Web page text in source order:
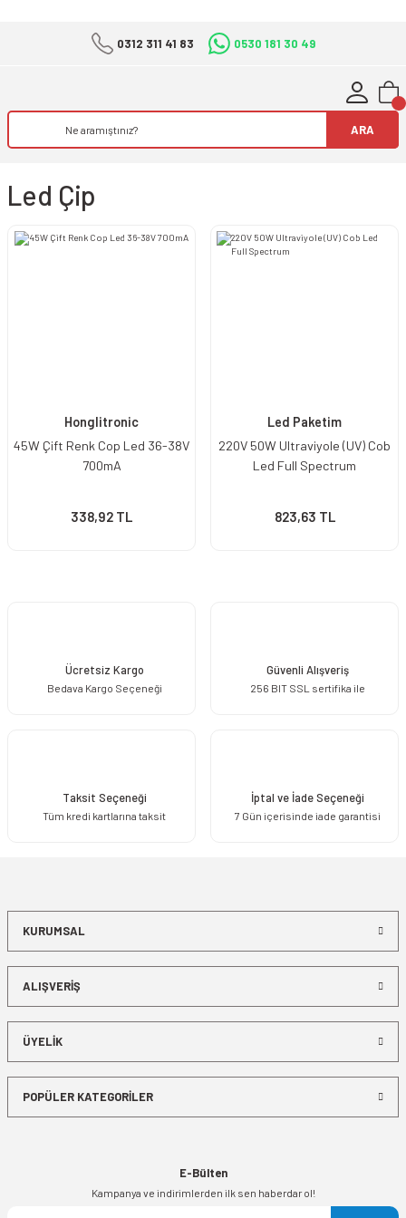
0312 311 41 83 0530 181 30 49
ARA
Led Çip
Honglitronic
45W Çift Renk Cop Led 36-38V
700mA
338,92 TL
Led Paketim
220V 50W Ultraviyole (UV) Cob
Led Full Spectrum
823,63 TL
Ücretsiz Kargo
Bedava Kargo Seçeneği
Güvenli Alışveriş
256 BIT SSL sertifika ile
Taksit Seçeneği
Tüm kredi kartlarına taksit
İptal ve İade Seçeneği
7 Gün içerisinde iade garantisi
KURUMSAL
ALIŞVERİŞ
ÜYELİK
POPÜLER KATEGORİLER
E-Bülten
Kampanya ve indirimlerden ilk sen haberdar ol!